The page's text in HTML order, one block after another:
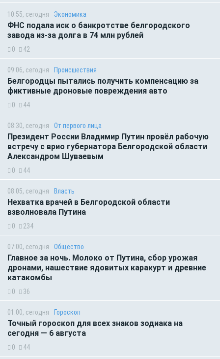
10:55, сегодня Экономика
ФНС подала иск о банкротстве белгородского
завода из-за долга в 74 млн рублей
0 42
09:06, сегодня Происшествия
Белгородцы пытались получить компенсацию за
фиктивные дроновые повреждения авто
0 44
08:30, сегодня От первого лица
Президент России Владимир Путин провёл рабочую
встречу с врио губернатора Белгородской области
Александром Шуваевым
0 44
08:05, сегодня Власть
Нехватка врачей в Белгородской области
взволновала Путина
0 234
07:00, сегодня Общество
Главное за ночь. Молоко от Путина, сбор урожая
дронами, нашествие ядовитых каракурт и древние
катакомбы
0 36
01:00, сегодня Гороскоп
Точный гороскоп для всех знаков зодиака на
сегодня — 6 августа
0 44